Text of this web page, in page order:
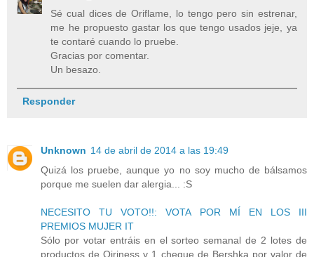
Sé cual dices de Oriflame, lo tengo pero sin estrenar,
me he propuesto gastar los que tengo usados jeje, ya
te contaré cuando lo pruebe.
Gracias por comentar.
Un besazo.
Responder
Unknown 14 de abril de 2014 a las 19:49
Quizá los pruebe, aunque yo no soy mucho de bálsamos
porque me suelen dar alergia... :S
NECESITO TU VOTO!!: VOTA POR MÍ EN LOS III
PREMIOS MUJER IT
Sólo por votar entráis en el sorteo semanal de 2 lotes de
productos de Qiriness y 1 cheque de Bershka por valor de